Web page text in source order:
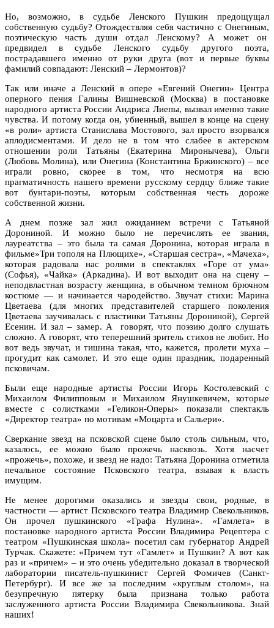
Но, возможно, в судьбе Ленского Пушкин предощущал
собственную судьбу? Отождествляя себя частично с Онегиным,
поэтическую часть души отдал Ленскому? А может он
предвидел в судьбе Ленского судьбу другого поэта,
пострадавшего именно от руки друга (вот и первые буквы
фамилий совпадают: Ленский – Лермонтов)?
Так или иначе а Ленский в опере «Евгений Онегин» Центра
оперного пения Галины Вишневской (Москва) в постановке
народного артиста России Андриса Лиепы, вызвал именно такие
чувства. И потому когда он, убиенный, вышел в конце на сцену
«в роли» артиста Станислава Мостового, зал просто взорвался
аплодисментами. И дело не в том что слабее в актерском
отношении роли Татьяны (Екатерина Миронычева), Ольги
(Любовь Молина), или Онегина (Константина Бржинского) – все
играли ровно, скорее в том, что несмотря на всю
прагматичность нашего времени русскому сердцу ближе такие
вот бунтари-поэты, которым собственная честь дороже
собственной жизни.
А днем позже зал жил ожиданием встречи с Татьяной
Дорониной. И можно было не перечислять ее звания,
лауреатства – это была та самая Доронина, которая играла в
фильме»Три тополя на Плющихе», «Старшая сестра», «Мачеха»,
которая радовала нас ролями в спектаклях «Горе от ума»
(Софья), «Чайка» (Аркадина). И вот выходит она на сцену –
неподвластная возрасту женщина, в обычном темном брючном
костюме — и начинается чародейство. Звучат стихи: Марина
Цветаева (для многих представителей старшего поколения
Цветаева заучивалась с пластинки Татьяны Дорониной), Сергей
Есенин. И зал – замер. А говорят, что поэзию долго слушать
сложно. А говорят, что теперешний зритель стихов не любит. Но
вот ведь звучат, и тишина такая, что, кажется, пролети муха –
прогудит как самолет. И это еще один праздник, подаренный
псковичам.
Были еще народные артисты России Игорь Костолевский с
Михаилом Филипповым и Михаилом Янушкевичем, которые
вместе с солистками «Геликон-Оперы» показали спектакль
«Директор театра» по мотивам «Моцарта и Сальери».
Сверкание звезд на псковской сцене было столь сильным, что,
казалось, ее можно было прожечь насквозь. Хотя насчет
«прожечь», похоже, и звезд не надо: Татьяна Доронина отметила
печальное состояние Псковского театра, взывая к власть
имущим.
Не менее дорогими оказались и звезды свои, родные, в
частности — артист Псковского театра Владимир Свекольников.
Он прочел пушкинского «Графа Нулина». «Гамлета» в
постановке народного артиста России Владимира Рецептера с
театром «Пушкинская школа» посетил сам губернатор Андрей
Турчак. Скажете: «Причем тут «Гамлет» и Пушкин? А вот как
раз и «причем» – и это очень убедительно доказал в творческой
лаборатории писатель-пушкинист Сергей Фомичев (Санкт-
Петербург). И все же за последним «круглым столом», на
безупречную пятерку была признана только работа
заслуженного артиста России Владимира Свекольникова. Знай
наших!